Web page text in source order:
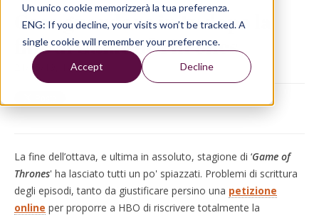
Un unico cookie memorizzerà la tua preferenza.
ENG: If you decline, your visits won’t be tracked. A
single cookie will remember your preference.
Accept Decline
Cosa guardare in tv dopo la
fine di Game of Thrones
21/05/19, 14:25
La fine dell’ottava, e ultima in assoluto, stagione di ‘Game of
Thrones' ha lasciato tutti un po' spiazzati. Problemi di scrittura
degli episodi, tanto da giustificare persino una petizione
online per proporre a HBO di riscrivere totalmente la